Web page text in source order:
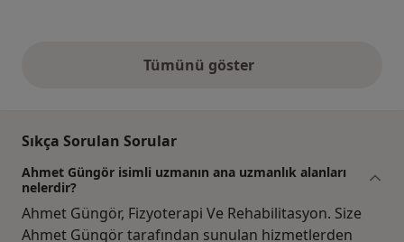
Tümünü gösteryukarıdaki görüşler
Sıkça Sorulan Sorular
Ahmet Güngör isimli uzmanın ana uzmanlık alanları
nelerdir?
Ahmet Güngör, Fizyoterapi Ve Rehabilitasyon. Size
Ahmet Güngör tarafından sunulan hizmetlerden